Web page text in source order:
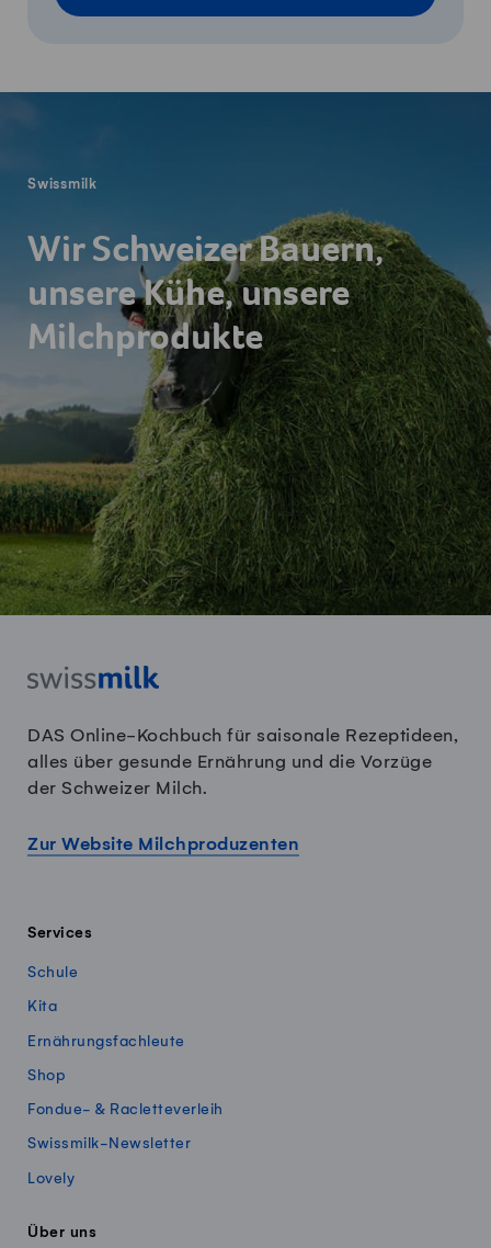
Swissmilk
Wir Schweizer Bauern,
unsere Kühe, unsere
Milchprodukte
DAS Online-Kochbuch für saisonale Rezeptideen,
alles über gesunde Ernährung und die Vorzüge
der Schweizer Milch.
Zur Website Milchproduzenten
Services
Schule
Kita
Ernährungsfachleute
Shop
Fondue- & Racletteverleih
Swissmilk-Newsletter
Lovely
Über uns